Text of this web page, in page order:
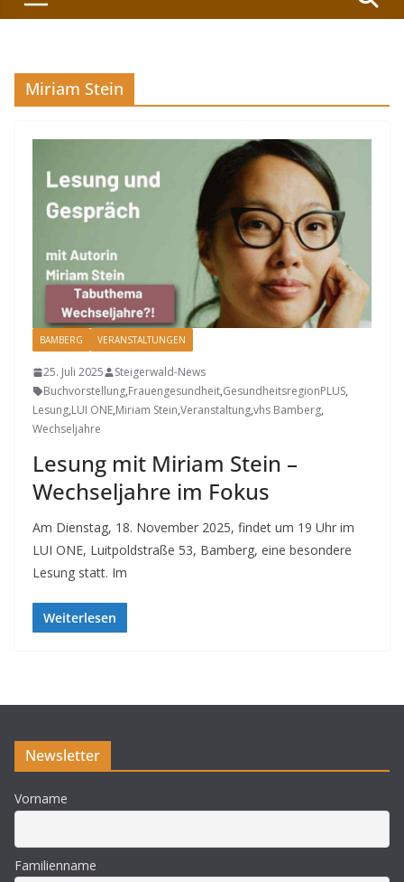
Miriam Stein
BAMBERG VERANSTALTUNGEN
25. Juli 2025
Steigerwald-News
Buchvorstellung,Frauengesundheit,GesundheitsregionPLUS,
Lesung,LUI ONE,Miriam Stein,Veranstaltung,vhs Bamberg,
Wechseljahre
Lesung mit Miriam Stein –
Wechseljahre im Fokus
Am Dienstag, 18. November 2025, findet um 19 Uhr im
LUI ONE, Luitpoldstraße 53, Bamberg, eine besondere
Lesung statt. Im
Weiterlesen
Newsletter
Vorname
Familienname